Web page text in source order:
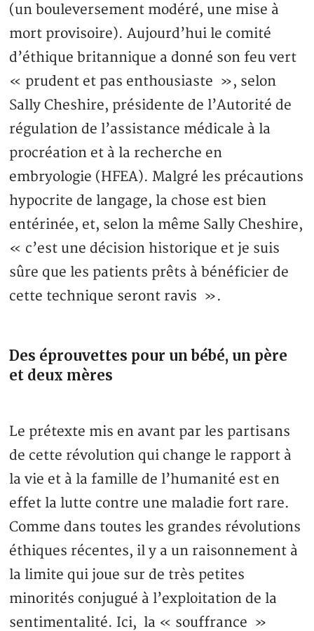
(un bouleversement modéré, une mise à
mort provisoire). Aujourd’hui le comité
d’éthique britannique a donné son feu vert
« prudent et pas enthousiaste », selon
Sally Cheshire, présidente de l’Autorité de
régulation de l’assistance médicale à la
procréation et à la recherche en
embryologie (HFEA). Malgré les précautions
hypocrite de langage, la chose est bien
entérinée, et, selon la même Sally Cheshire,
« c’est une décision historique et je suis
sûre que les patients prêts à bénéficier de
cette technique seront ravis ».
Des éprouvettes pour un bébé, un père
et deux mères
Le prétexte mis en avant par les partisans
de cette révolution qui change le rapport à
la vie et à la famille de l’humanité est en
effet la lutte contre une maladie fort rare.
Comme dans toutes les grandes révolutions
éthiques récentes, il y a un raisonnement à
la limite qui joue sur de très petites
minorités conjugué à l’exploitation de la
sentimentalité. Ici, la « souffrance »